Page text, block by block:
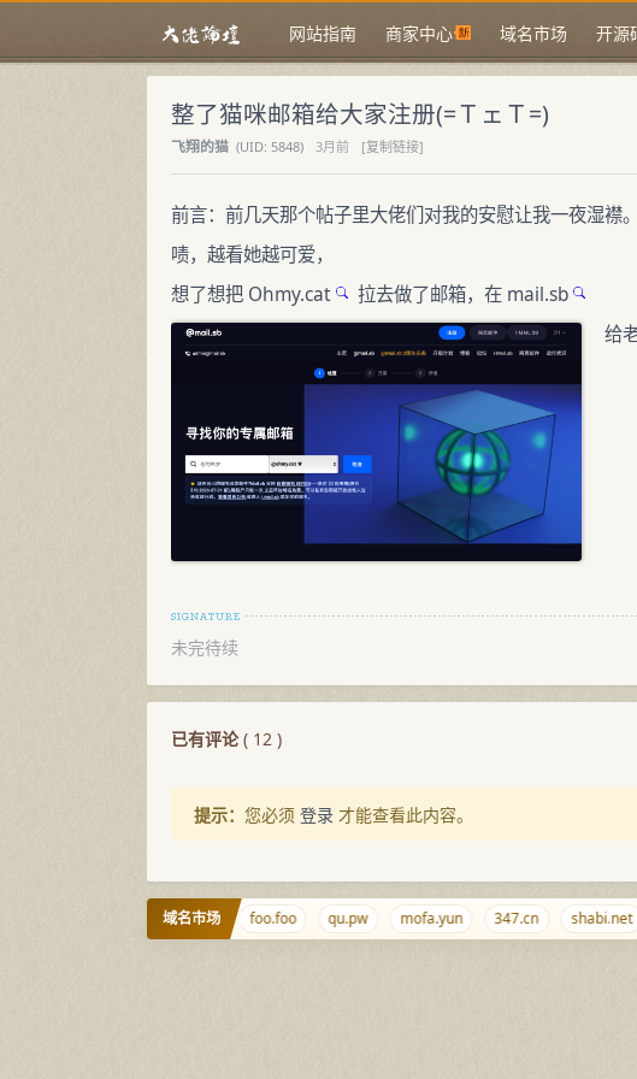
网站指南 商家中心 域名市场 开源
整了猫咪邮箱给大家注册(=ＴェＴ=)
飞翔的猫 (UID: 5848) 3月前
[复制链接]
前言：前几天那个帖子里大佬们对我的安慰让我一夜湿襟。
啧，越看她越可爱，
想了想把 Ohmy.cat 拉去做了邮箱，在 mail.sb
给
未完待续
已有评论( 12 )
提示： 您必须 登录 才能查看此内容。
域名市场
5.wales foo.foo qu.pw mofa.yun 347.cn shabi.net